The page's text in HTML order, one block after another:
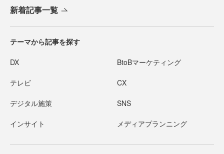
新着記事一覧
テーマから記事を探す
DX BtoBマーケティング
テレビ CX
デジタル施策 SNS
インサイト メディアプランニング